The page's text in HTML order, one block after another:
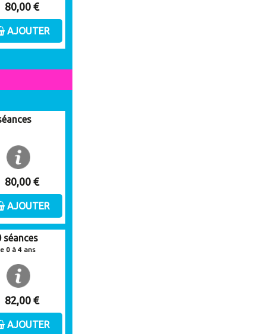
80,00 €
AJOUTER
80,00 €
AJOUTER
séances
0 à 4 ans
82,00 €
AJOUTER